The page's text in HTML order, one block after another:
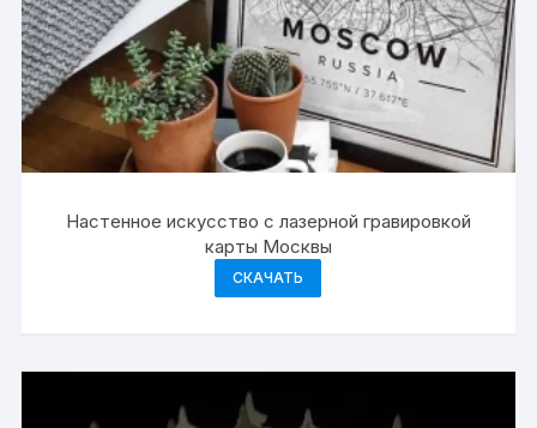
Настенное искусство с лазерной гравировкой
карты Москвы
СКАЧАТЬ